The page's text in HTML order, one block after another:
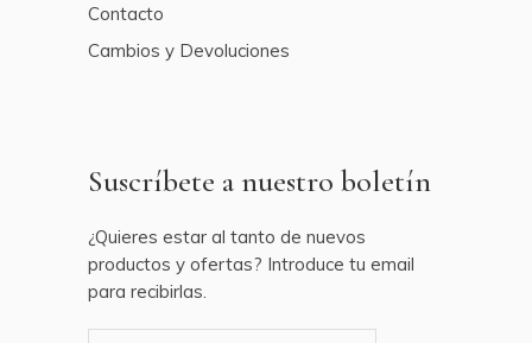
Contacto
Cambios y Devoluciones
Suscríbete a nuestro boletín
¿Quieres estar al tanto de nuevos
productos y ofertas? Introduce tu email
para recibirlas.